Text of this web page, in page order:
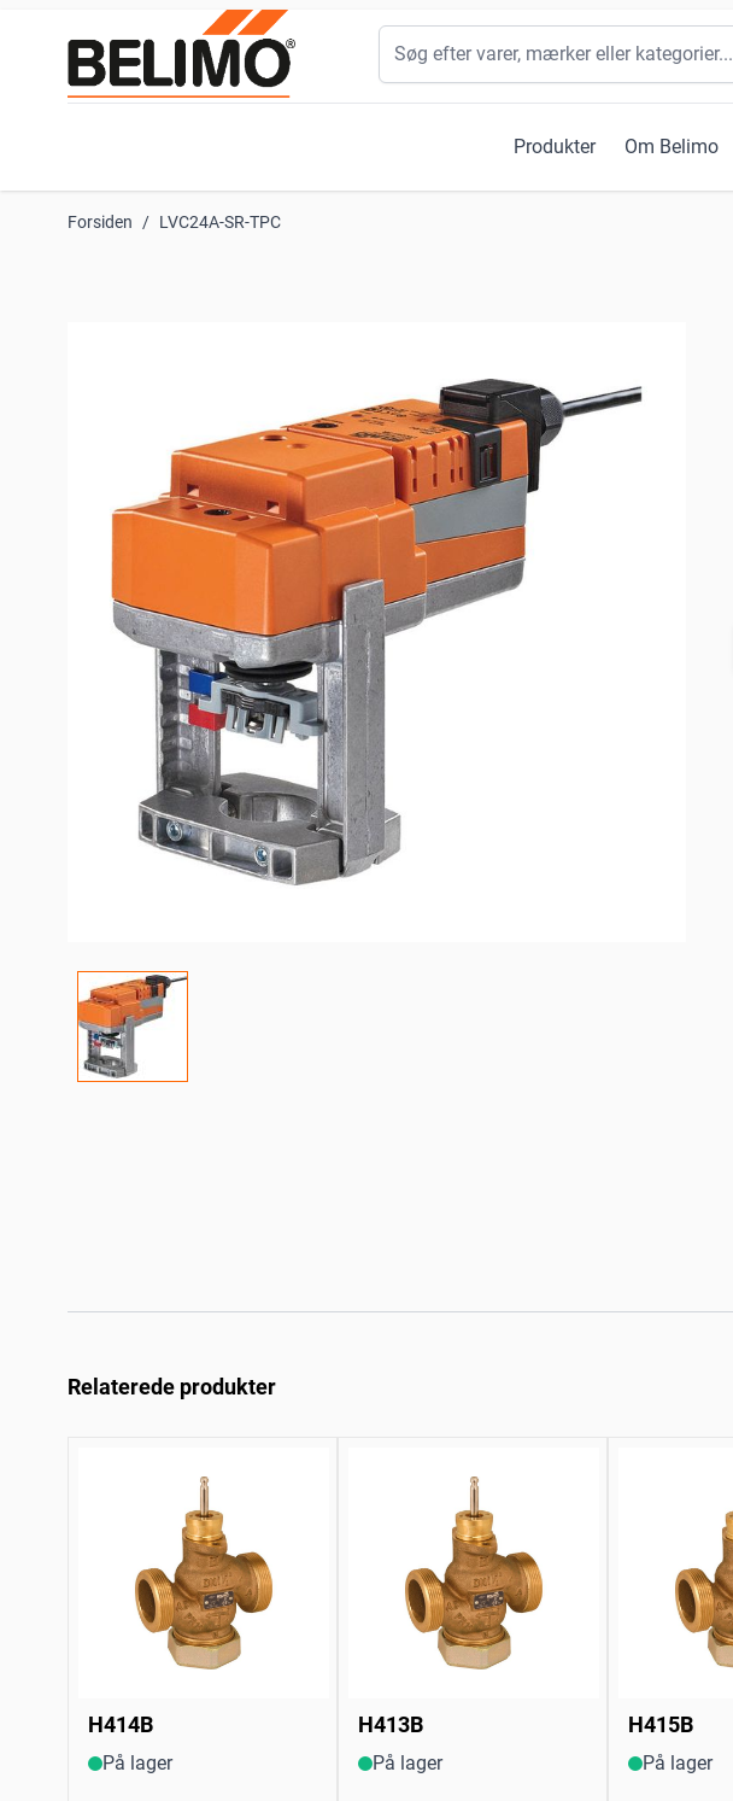
Produkter Om Belimo
Søg
Forsiden / LVC24A-SR-TPC
Relaterede produkter
H414B
På lager
H413B
På lager
H415B
På lager